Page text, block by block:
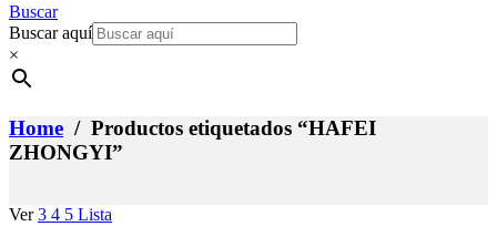
Buscar
Buscar aquí
×
Home / Productos etiquetados “HAFEI
ZHONGYI”
Ver3 4 5 Lista